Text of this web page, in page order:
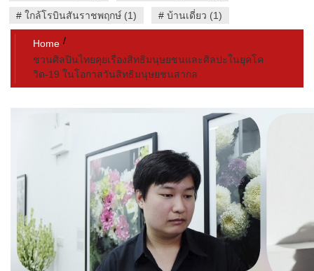
# ใกล้โรบินสันราชพฤกษ์ (1) # บ้านเดี่ยว (1)
Home
ชวนศิลปินไทยคุยเรื่องสิทธิมนุษยชนและศิลปะในยุคโค
วิด-19​ ในโอกาสวันสิทธิมนุษยชนสากล